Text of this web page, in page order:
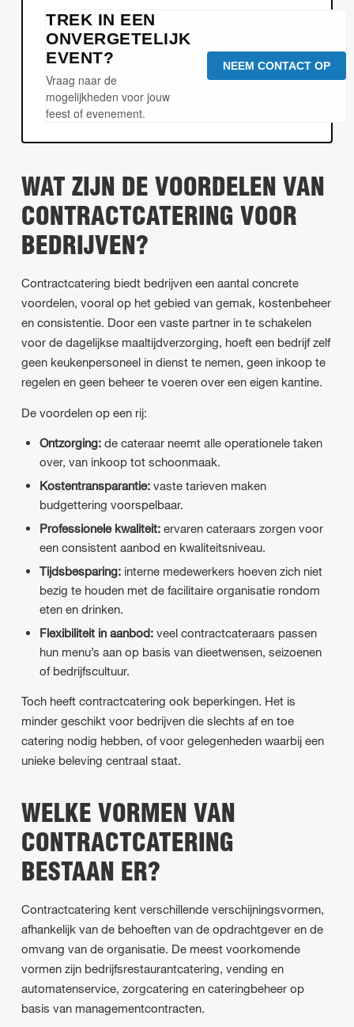
TREK IN EEN
ONVERGETELIJK
EVENT?
Vraag naar de
mogelijkheden voor jouw
feest of evenement.
NEEM CONTACT OP
WAT ZIJN DE VOORDELEN VAN
CONTRACTCATERING VOOR
BEDRIJVEN?
Contractcatering biedt bedrijven een aantal concrete
voordelen, vooral op het gebied van gemak, kostenbeheer
en consistentie. Door een vaste partner in te schakelen
voor de dagelijkse maaltijdverzorging, hoeft een bedrijf zelf
geen keukenpersoneel in dienst te nemen, geen inkoop te
regelen en geen beheer te voeren over een eigen kantine.
De voordelen op een rij:
Ontzorging:de cateraar neemt alle operationele taken
over, van inkoop tot schoonmaak.
Kostentransparantie:vaste tarieven maken
budgettering voorspelbaar.
Professionele kwaliteit:ervaren cateraars zorgen voor
een consistent aanbod en kwaliteitsniveau.
Tijdsbesparing:interne medewerkers hoeven zich niet
bezig te houden met de facilitaire organisatie rondom
eten en drinken.
Flexibiliteit in aanbod:veel contractcateraars passen
hun menu’s aan op basis van dieetwensen, seizoenen
of bedrijfscultuur.
Toch heeft contractcatering ook beperkingen. Het is
minder geschikt voor bedrijven die slechts af en toe
catering nodig hebben, of voor gelegenheden waarbij een
unieke beleving centraal staat.
WELKE VORMEN VAN
CONTRACTCATERING
BESTAAN ER?
Contractcatering kent verschillende verschijningsvormen,
afhankelijk van de behoeften van de opdrachtgever en de
omvang van de organisatie. De meest voorkomende
vormen zijn bedrijfsrestaurantcatering, vending en
automatenservice, zorgcatering en cateringbeheer op
basis van managementcontracten.